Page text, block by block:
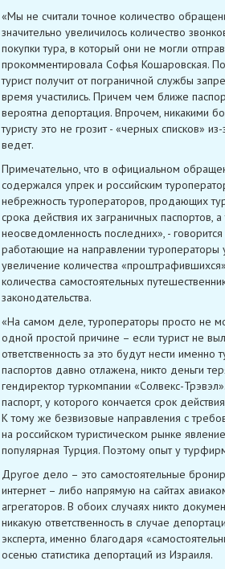
«Мы не считали точное количество
значительно увеличилось количество
покупки тура, в который они не могли
прокомментировала Софья Кошаровская. По
турист получит от пограничной службы
время участились. Причем чем ближе
вероятна депортация. Впрочем, никакими
туристу это не грозит - «черных списков»
ведет.
Примечательно, что в официальном
содержался упрек и российским
небрежность туроператоров, продающих
срока действия их заграничных паспортов,
неосведомленность последних», -
работающие на направлении туроператоры
увеличение количества
количества самостоятельных
законодательства.
«На самом деле, туроператоры просто не
одной простой причине – если турист не
ответственность за это будут нести
паспортов давно отлажена, никто деньги
гендиректор туркомпании «Солвекс-
паспорт, у которого кончается срок
К тому же безвизовые направления с
на российском туристическом рынке
популярная Турция. Поэтому опыт у
Другое дело – это самостоятельные
интернет – либо напрямую на сайтах
агрегаторов. В обоих случаях никто
никакую ответственность в случае
эксперта, именно благодаря
осенью статистика депортаций из Израиля.